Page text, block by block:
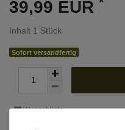
39,99 EUR
Inhalt 1 Stück
Sofort versandfertig
Wunschliste